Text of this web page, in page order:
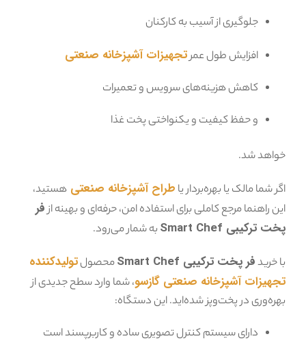
جلوگیری از آسیب به کارکنان
افزایش طول عمرتجهیزات آشپزخانه صنعتی
کاهش هزینه‌های سرویس و تعمیرات
و حفظ کیفیت و یکنواختی پخت غذا
خواهد شد.
اگر شما مالک یا بهره‌بردار یا طراح آشپزخانه صنعتی هستید،
این راهنما مرجع کاملی برای استفاده امن، حرفه‌ای و بهینه ازفر
پخت ترکیبی Smart Chef
به شمار می‌رود.
با خریدفر پخت ترکیبی Smart Chef محصولتولیدکننده
تجهیزات آشپزخانه صنعتی گازسو، شما وارد سطح جدیدی از
بهره‌وری در پخت‌وپز شده‌اید. این دستگاه:
دارای سیستم کنترل تصویری ساده و کاربرپسند است